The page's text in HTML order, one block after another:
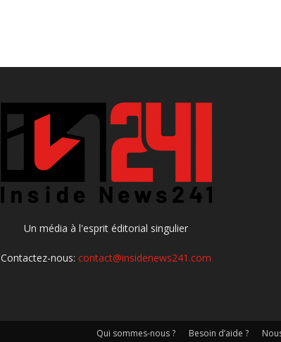
Un média à l'esprit éditorial singulier
Contactez-nous:contact@insidenews241.com
Qui sommes-nous ? Besoin d’aide ?